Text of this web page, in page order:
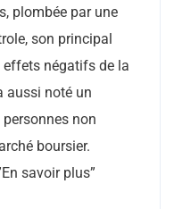
plombée par une
son principal
effets négatifs de la
aussi noté un
non
boursier.
savoir plus”